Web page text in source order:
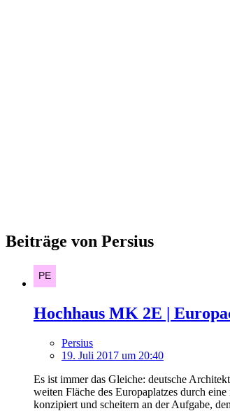
Beiträge von Persius
Hochhaus MK 2E |
Persius
19. Juli 2017 um 20:40
Es ist immer das Gleiche: deutsche
weiten Fläche des Europaplatzes durch
konzipiert und scheitern an der Aufgabe,